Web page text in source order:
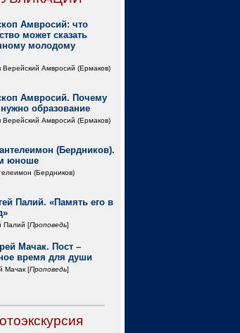
Амвросий: что
может сказать
молодому
Верейский Амвросий (Ермаков)
Амвросий. Почему
образование
Верейский Амвросий (Ермаков)
(Бердников).
юноше
(Бердников)
Палий. «Память его в
Палий [Проповедь]
Мачак. Пост –
время для души
Мачак [Проповедь]